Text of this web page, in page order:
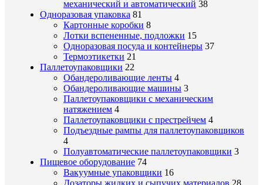
механический и автоматический 38
Одноразовая упаковка 81
Картонные коробки 8
Лотки вспененные, подложки 15
Одноразовая посуда и контейнеры 37
Термоэтикетки 21
Паллетоупаковщики 22
Обандероливающие ленты 4
Обандероливающие машины 3
Паллетоупаковщики с механическим
натяжением 4
Паллетоупаковщики с престрейчем 4
Подъездные рампы для паллетоупаковщиков
4
Полуавтоматические паллетоупаковщики 3
Пищевое оборудование 74
Вакуумные упаковщики 16